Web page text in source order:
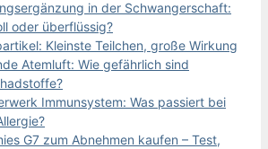
in der Schwangerschaft:
oder überflüssig?
Kleinste Teilchen, große Wirkung
Atemluft: Wie gefährlich sind
Immunsystem: Was passiert bei
G7 zum Abnehmen kaufen – Test,